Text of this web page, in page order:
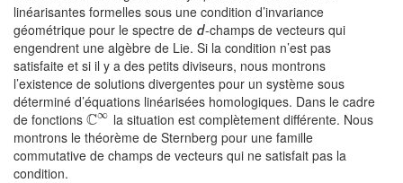
linéarisantes formelles sous une condition d’invariance
géométrique pour le spectre de d-champs de vecteurs qui
engendrent une algèbre de Lie. Si la condition n’est pas
satisfaite et si il y a des petits diviseurs, nous montrons
l’existence de solutions divergentes pour un système sous
déterminé d’équations linéarisées homologiques. Dans le cadre
de fonctions C∞ la situation est complètement différente. Nous
montrons le théorème de Sternberg pour une famille
commutative de champs de vecteurs qui ne satisfait pas la
condition.